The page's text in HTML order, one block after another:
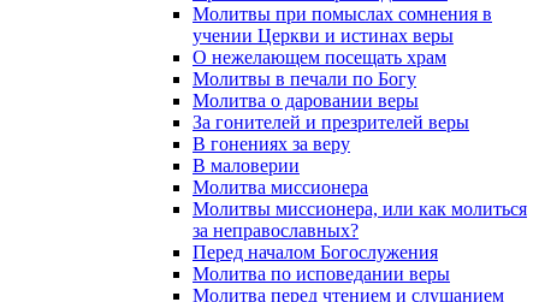
Молитвы при помыслах сомнения в
учении Церкви и истинах веры
О нежелающем посещать храм
Молитвы в печали по Богу
Молитва о даровании веры
За гонителей и презрителей веры
В гонениях за веру
В маловерии
Молитва миссионера
Молитвы миссионера, или как молиться
за неправославных?
Перед началом Богослужения
Молитва по исповедании веры
Молитва перед чтением и слушанием